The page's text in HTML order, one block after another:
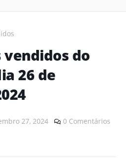
vendidos do
26 de
27, 2024 0 Comentários